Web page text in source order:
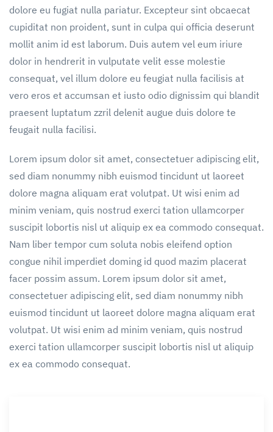
dolore eu fugiat nulla pariatur. Excepteur sint obcaecat
cupiditat non proident, sunt in culpa qui officia deserunt
mollit anim id est laborum. Duis autem vel eum iriure
dolor in hendrerit in vulputate velit esse molestie
consequat, vel illum dolore eu feugiat nulla facilisis at
vero eros et accumsan et iusto odio dignissim qui blandit
praesent luptatum zzril delenit augue duis dolore te
feugait nulla facilisi.
Lorem ipsum dolor sit amet, consectetuer adipiscing elit,
sed diam nonummy nibh euismod tincidunt ut laoreet
dolore magna aliquam erat volutpat. Ut wisi enim ad
minim veniam, quis nostrud exerci tation ullamcorper
suscipit lobortis nisl ut aliquip ex ea commodo consequat.
Nam liber tempor cum soluta nobis eleifend option
congue nihil imperdiet doming id quod mazim placerat
facer possim assum. Lorem ipsum dolor sit amet,
consectetuer adipiscing elit, sed diam nonummy nibh
euismod tincidunt ut laoreet dolore magna aliquam erat
volutpat. Ut wisi enim ad minim veniam, quis nostrud
exerci tation ullamcorper suscipit lobortis nisl ut aliquip
ex ea commodo consequat.